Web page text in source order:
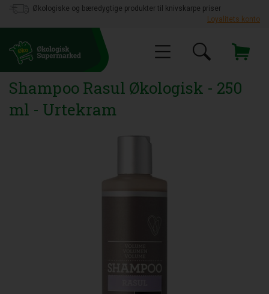
Økologiske og bæredygtige produkter til knivskarpe priser
Loyalitets konto
Shampoo Rasul Økologisk - 250
ml - Urtekram